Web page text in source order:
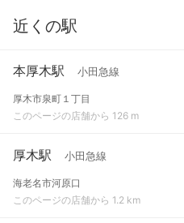
近くの駅
本厚木駅 小田急線
厚木市泉町１丁目
このページの店舗から 126 m
厚木駅 小田急線
海老名市河原口
このページの店舗から 1.2 km